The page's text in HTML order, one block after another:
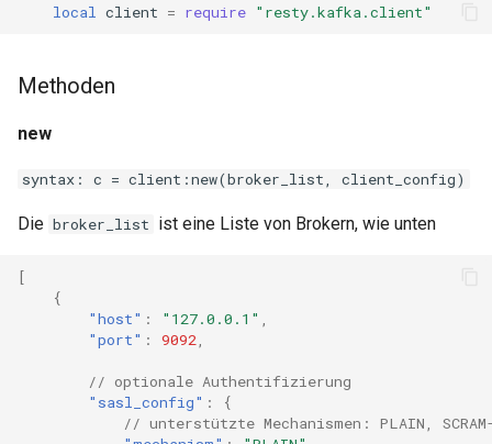
jpeg
js-challenge
local client = require "resty.kafka.client"
Methoden
new
syntax: c = client:new(broker_list, client_config)
Die broker_list ist eine Liste von Brokern, wie unten
[
{
"host" : "127.0.0.1"
"port" : 9092
// optionale Authentifizierung
"sasl_config" :
{
// unterstützte Mechanismen: PLAIN, SCRAM-